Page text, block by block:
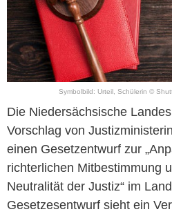
Symbolbild: Urteil, Schülerin ©
Die Niedersächsische
Vorschlag von
einen Gesetzentwurf zur
richterlichen Mitbestimmung
Neutralität der Justiz“ im
Gesetzesentwurf sieht ein